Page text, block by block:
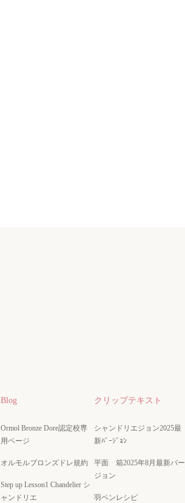
Blog
Ormol Bronze Dore認定校専
用ページ
オルモルブロンズドレ規約
Step up Lesson1 Chandelier シ
ャンドリエ
クリップテキスト
シャンドリエジョン2025最
新ﾊﾞｰｼﾞｮﾝ
平面 箱2025年8月最新バー
ジョン
羽ペンレシピ